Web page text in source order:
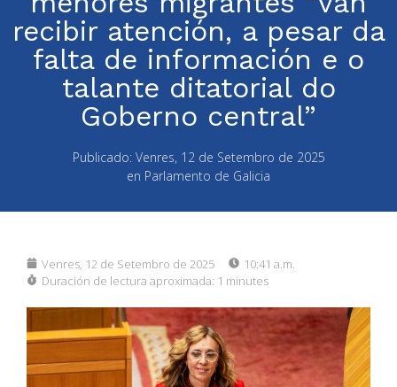
recibir atención, a pesar da
falta de información e o
talante ditatorial do
Goberno central”
Publicado: Venres, 12 de Setembro de 2025
en Parlamento de Galicia
Venres, 12 de Setembro de 2025
10:41 a.m.
Duración de lectura aproximada: 1 minutes